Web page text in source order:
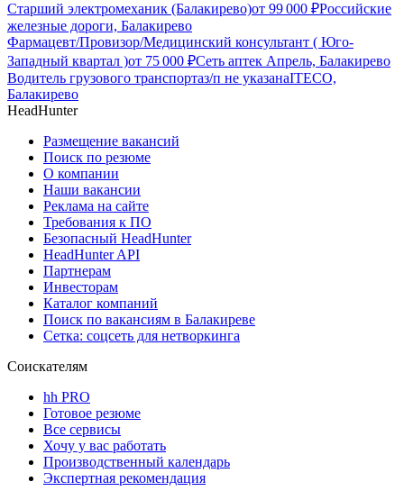
Старший электромеханик (Балакирево)от 99 000 ₽Российские
железные дороги, Балакирево
Фармацевт/Провизор/Медицинский консультант ( Юго-
Западный квартал )от 75 000 ₽Сеть аптек Апрель, Балакирево
Водитель грузового транспортаз/п не указанаITECO,
Балакирево
HeadHunter
Размещение вакансий
Поиск по резюме
О компании
Наши вакансии
Реклама на сайте
Требования к ПО
Безопасный HeadHunter
HeadHunter API
Партнерам
Инвесторам
Каталог компаний
Поиск по вакансиям в Балакиреве
Сетка: соцсеть для нетворкинга
Соискателям
hh PRO
Готовое резюме
Все сервисы
Хочу у вас работать
Производственный календарь
Экспертная рекомендация